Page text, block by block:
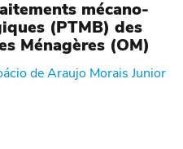
mécano-
(PTMB) des
Ménagères (OM)
de Araujo Morais Junior